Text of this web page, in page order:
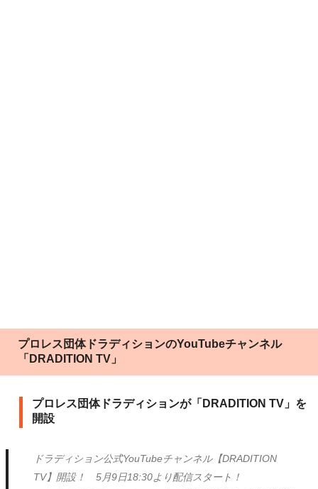
プロレス団体ドラディションのYouTubeチャンネル
「DRADITION TV」
プロレス団体ドラディションが「DRADITION TV」を
開設
ドラディション公式YouTubeチャンネル【DRADITION
TV】開設！ 5月9日18:30より配信スタート！